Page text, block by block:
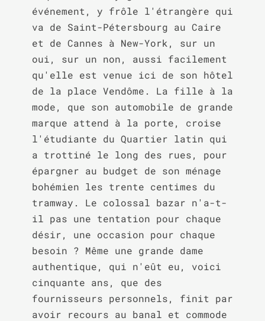
événement, y frôle l'étrangère qui
va de Saint-Pétersbourg au Caire
et de Cannes à New-York, sur un
oui, sur un non, aussi facilement
qu'elle est venue ici de son hôtel
de la place Vendôme. La fille à la
mode, que son automobile de grande
marque attend à la porte, croise
l'étudiante du Quartier latin qui
a trottiné le long des rues, pour
épargner au budget de son ménage
bohémien les trente centimes du
tramway. Le colossal bazar n'a-t-
il pas une tentation pour chaque
désir, une occasion pour chaque
besoin ? Même une grande dame
authentique, qui n'eût eu, voici
cinquante ans, que des
fournisseurs personnels, finit par
avoir recours au banal et commode